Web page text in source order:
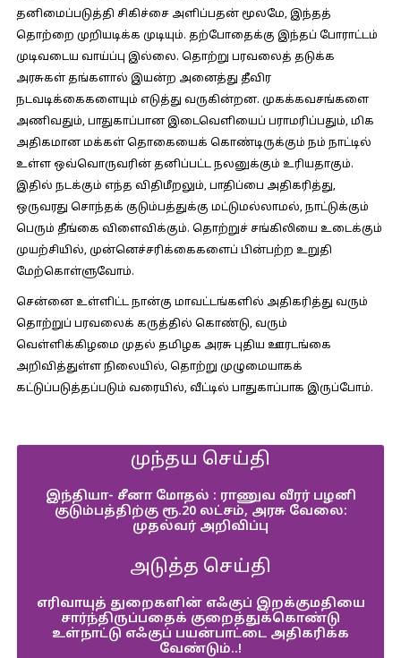
தனிமைப்படுத்தி சிகிச்சை அளிப்பதன் மூலமே, இந்தத்
தொற்றை முறியடிக்க முடியும். தற்போதைக்கு இந்தப் போராட்டம்
முடிவடைய வாய்ப்பு இல்லை. தொற்று பரவலைத் தடுக்க
அரசுகள் தங்களால் இயன்ற அனைத்து தீவிர
நடவடிக்கைகளையும் எடுத்து வருகின்றன. முகக்கவசங்களை
அணிவதும், பாதுகாப்பான இடைவெளியைப் பராமரிப்பதும், மிக
அதிகமான மக்கள் தொகையைக் கொண்டிருக்கும் நம் நாட்டில்
உள்ள ஒவ்வொருவரின் தனிப்பட்ட நலனுக்கும் உரியதாகும்.
இதில் நடக்கும் எந்த விதிமீறலும், பாதிப்பை அதிகரித்து,
ஒருவரது சொந்தக் குடும்பத்துக்கு மட்டுமல்லாமல், நாட்டுக்கும்
பெரும் தீங்கை விளைவிக்கும். தொற்றுச் சங்கிலியை உடைக்கும்
முயற்சியில், முன்னெச்சரிக்கைகளைப் பின்பற்ற உறுதி
மேற்கொள்ளுவோம்.
சென்னை உள்ளிட்ட நான்கு மாவட்டங்களில் அதிகரித்து வரும்
தொற்றுப் பரவலைக் கருத்தில் கொண்டு, வரும்
வெள்ளிக்கிழமை முதல் தமிழக அரசு புதிய ஊரடங்கை
அறிவித்துள்ள நிலையில், தொற்று முழுமையாகக்
கட்டுப்படுத்தப்படும் வரையில், வீட்டில் பாதுகாப்பாக இருப்போம்.
முந்தய செய்தி
இந்தியா- சீனா மோதல் : ராணுவ வீரர் பழனி
குடும்பத்திற்கு ரூ.20 லட்சம், அரசு வேலை:
முதல்வர் அறிவிப்பு
அடுத்த செய்தி
எரிவாயுத் துறைகளின் எஃகுப் இறக்குமதியை
சார்ந்திருப்பதைக் குறைத்துக்கொண்டு
உள்நாட்டு எஃகுப் பயன்பாட்டை அதிகரிக்க
வேண்டும்..!